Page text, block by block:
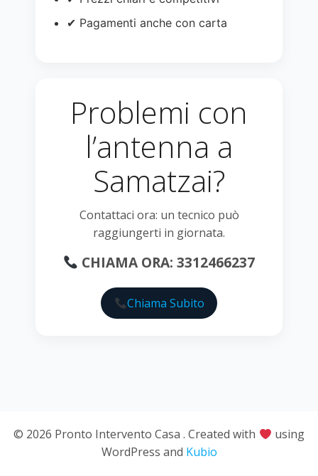
✔ Pagamenti anche con carta
Problemi con
l’antenna a
Samatzai?
Contattaci ora: un tecnico può
raggiungerti in giornata.
CHIAMA ORA: 3312466237
Chiama Subito
© 2026 Pronto Intervento Casa . Created with
using
WordPress and Kubio